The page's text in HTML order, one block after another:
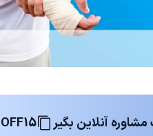
آنلاین بگیر OFF15